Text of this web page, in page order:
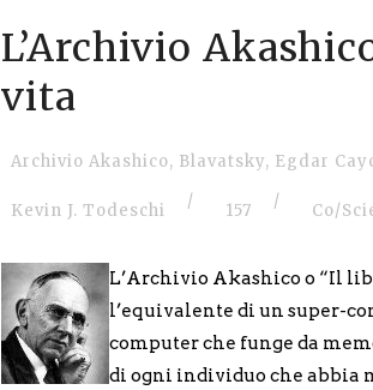
L’Archivio
vita
Archivio Akashico, Blavatsky, Egdar
Kevin J. Todeschi / 157 / Co/
L’Archivio Akashico o “Il
l’equivalente di un super-
computer che funge da
di ogni individuo che abbia